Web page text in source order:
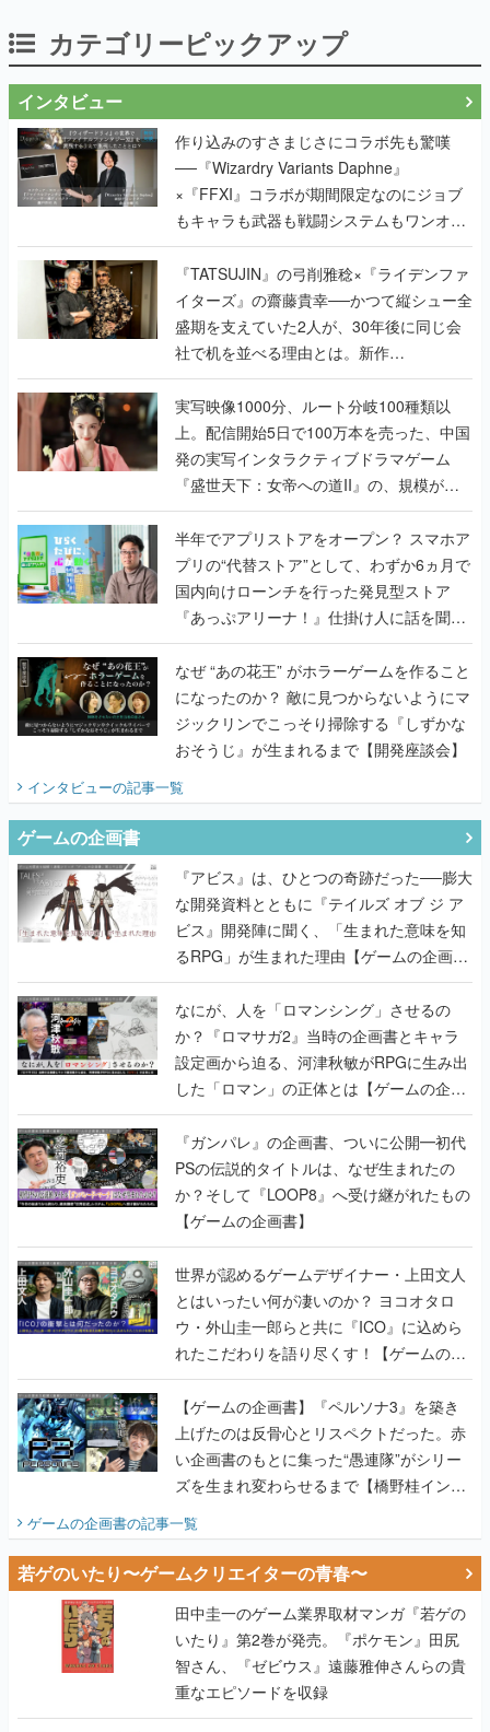
カテゴリーピックアップ
インタビュー
作り込みのすさまじさにコラボ先も驚嘆
──『Wizardry Variants Daphne』
×『FFXI』コラボが期間限定なのにジョブ
もキャラも武器も戦闘システムもワンオフ
で作り込まれた理由を両ディレクターに聞
く
『TATSUJIN』の弓削雅稔×『ライデンファ
イターズ』の齋藤貴幸──かつて縦シュー全
盛期を支えていた2人が、30年後に同じ会
社で机を並べる理由とは。新作
『TATSUJIN EXTREME』で初タッグを組
んだレジェンド2人に訊く開発秘話
実写映像1000分、ルート分岐100種類以
上。配信開始5日で100万本を売った、中国
発の実写インタラクティブドラマゲーム
『盛世天下：女帝への道II』の、規模が違
うこだわりをプロデューサーに聞いた
半年でアプリストアをオープン？ スマホア
プリの“代替ストア”として、わずか6ヵ月で
国内向けローンチを行った発見型ストア
『あっぷアリーナ！』仕掛け人に話を聞い
てみた
なぜ “あの花王” がホラーゲームを作ること
になったのか？ 敵に見つからないようにマ
ジックリンでこっそり掃除する『しずかな
おそうじ』が生まれるまで【開発座談会】
インタビューの記事一覧
ゲームの企画書
『アビス』は、ひとつの奇跡だった──膨大
な開発資料とともに『テイルズ オブ ジ ア
ビス』開発陣に聞く、「生まれた意味を知
るRPG」が生まれた理由【ゲームの企画
書】
なにが、人を「ロマンシング」させるの
か？『ロマサガ2』当時の企画書とキャラ
設定画から迫る、河津秋敏がRPGに生み出
した「ロマン」の正体とは【ゲームの企画
書】
『ガンパレ』の企画書、ついに公開━初代
PSの伝説的タイトルは、なぜ生まれたの
か？そして『LOOP8』へ受け継がれたもの
【ゲームの企画書】
世界が認めるゲームデザイナー・上田文人
とはいったい何が凄いのか？ ヨコオタロ
ウ・外山圭一郎らと共に『ICO』に込めら
れたこだわりを語り尽くす！【ゲームの企
画書】
【ゲームの企画書】『ペルソナ3』を築き
上げたのは反骨心とリスペクトだった。赤
い企画書のもとに集った“愚連隊”がシリー
ズを生まれ変わらせるまで【橋野桂インタ
ビュー】
ゲームの企画書の記事一覧
若ゲのいたり〜ゲームクリエイターの青春〜
田中圭一のゲーム業界取材マンガ『若ゲの
いたり』第2巻が発売。『ポケモン』田尻
智さん、『ゼビウス』遠藤雅伸さんらの貴
重なエピソードを収録